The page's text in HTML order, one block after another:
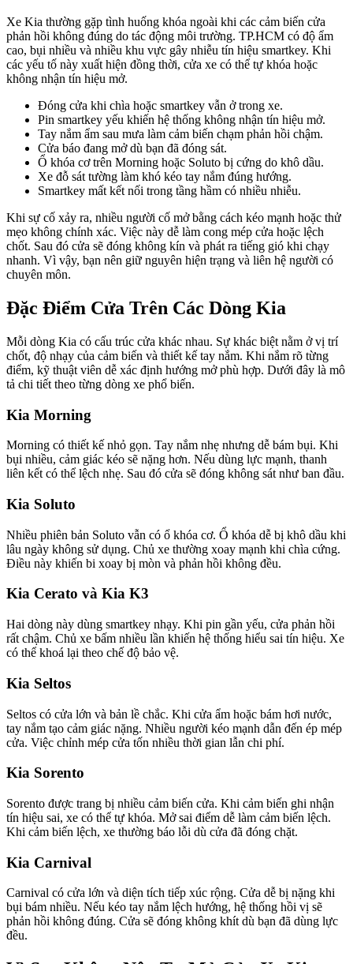
Xe Kia thường gặp tình huống khóa ngoài khi các cảm biến cửa
phản hồi không đúng do tác động môi trường. TP.HCM có độ ẩm
cao, bụi nhiều và nhiều khu vực gây nhiễu tín hiệu smartkey. Khi
các yếu tố này xuất hiện đồng thời, cửa xe có thể tự khóa hoặc
không nhận tín hiệu mở.
Đóng cửa khi chìa hoặc smartkey vẫn ở trong xe.
Pin smartkey yếu khiến hệ thống không nhận tín hiệu mở.
Tay nắm ẩm sau mưa làm cảm biến chạm phản hồi chậm.
Cửa báo đang mở dù bạn đã đóng sát.
Ổ khóa cơ trên Morning hoặc Soluto bị cứng do khô dầu.
Xe đỗ sát tường làm khó kéo tay nắm đúng hướng.
Smartkey mất kết nối trong tầng hầm có nhiều nhiễu.
Khi sự cố xảy ra, nhiều người cố mở bằng cách kéo mạnh hoặc thử
mẹo không chính xác. Việc này dễ làm cong mép cửa hoặc lệch
chốt. Sau đó cửa sẽ đóng không kín và phát ra tiếng gió khi chạy
nhanh. Vì vậy, bạn nên giữ nguyên hiện trạng và liên hệ người có
chuyên môn.
Đặc Điểm Cửa Trên Các Dòng Kia
Mỗi dòng Kia có cấu trúc cửa khác nhau. Sự khác biệt nằm ở vị trí
chốt, độ nhạy của cảm biến và thiết kế tay nắm. Khi nắm rõ từng
điểm, kỹ thuật viên dễ xác định hướng mở phù hợp. Dưới đây là mô
tả chi tiết theo từng dòng xe phổ biến.
Kia Morning
Morning có thiết kế nhỏ gọn. Tay nắm nhẹ nhưng dễ bám bụi. Khi
bụi nhiều, cảm giác kéo sẽ nặng hơn. Nếu dùng lực mạnh, thanh
liên kết có thể lệch nhẹ. Sau đó cửa sẽ đóng không sát như ban đầu.
Kia Soluto
Nhiều phiên bản Soluto vẫn có ổ khóa cơ. Ổ khóa dễ bị khô dầu khi
lâu ngày không sử dụng. Chủ xe thường xoay mạnh khi chìa cứng.
Điều này khiến bi xoay bị mòn và phản hồi không đều.
Kia Cerato và Kia K3
Hai dòng này dùng smartkey nhạy. Khi pin gần yếu, cửa phản hồi
rất chậm. Chủ xe bấm nhiều lần khiến hệ thống hiểu sai tín hiệu. Xe
có thể khoá lại theo chế độ bảo vệ.
Kia Seltos
Seltos có cửa lớn và bản lề chắc. Khi cửa ẩm hoặc bám hơi nước,
tay nắm tạo cảm giác nặng. Nhiều người kéo mạnh dẫn đến ép mép
cửa. Việc chỉnh mép cửa tốn nhiều thời gian lẫn chi phí.
Kia Sorento
Sorento được trang bị nhiều cảm biến cửa. Khi cảm biến ghi nhận
tín hiệu sai, xe có thể tự khóa. Mở sai điểm dễ làm cảm biến lệch.
Khi cảm biến lệch, xe thường báo lỗi dù cửa đã đóng chặt.
Kia Carnival
Carnival có cửa lớn và diện tích tiếp xúc rộng. Cửa dễ bị nặng khi
bụi bám nhiều. Nếu kéo tay nắm lệch hướng, hệ thống hồi vị sẽ
phản hồi không đúng. Cửa sẽ đóng không khít dù bạn đã dùng lực
đều.